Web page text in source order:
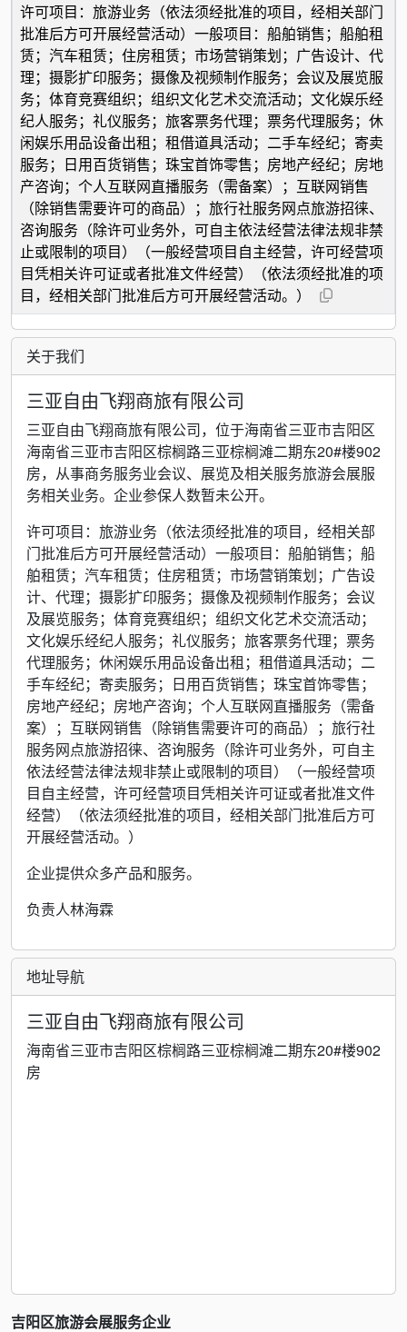
许可项目：旅游业务（依法须经批准的项目，经相关部门
批准后方可开展经营活动）一般项目：船舶销售；船舶租
赁；汽车租赁；住房租赁；市场营销策划；广告设计、代
理；摄影扩印服务；摄像及视频制作服务；会议及展览服
务；体育竞赛组织；组织文化艺术交流活动；文化娱乐经
纪人服务；礼仪服务；旅客票务代理；票务代理服务；休
闲娱乐用品设备出租；租借道具活动；二手车经纪；寄卖
服务；日用百货销售；珠宝首饰零售；房地产经纪；房地
产咨询；个人互联网直播服务（需备案）；互联网销售
（除销售需要许可的商品）；旅行社服务网点旅游招徕、
咨询服务（除许可业务外，可自主依法经营法律法规非禁
止或限制的项目）（一般经营项目自主经营，许可经营项
目凭相关许可证或者批准文件经营）（依法须经批准的项
目，经相关部门批准后方可开展经营活动。）
关于我们
三亚自由飞翔商旅有限公司
三亚自由飞翔商旅有限公司，位于海南省三亚市吉阳区
海南省三亚市吉阳区棕榈路三亚棕榈滩二期东20#楼902
房，从事商务服务业会议、展览及相关服务旅游会展服
务相关业务。企业参保人数暂未公开。
许可项目：旅游业务（依法须经批准的项目，经相关部
门批准后方可开展经营活动）一般项目：船舶销售；船
舶租赁；汽车租赁；住房租赁；市场营销策划；广告设
计、代理；摄影扩印服务；摄像及视频制作服务；会议
及展览服务；体育竞赛组织；组织文化艺术交流活动；
文化娱乐经纪人服务；礼仪服务；旅客票务代理；票务
代理服务；休闲娱乐用品设备出租；租借道具活动；二
手车经纪；寄卖服务；日用百货销售；珠宝首饰零售；
房地产经纪；房地产咨询；个人互联网直播服务（需备
案）；互联网销售（除销售需要许可的商品）；旅行社
服务网点旅游招徕、咨询服务（除许可业务外，可自主
依法经营法律法规非禁止或限制的项目）（一般经营项
目自主经营，许可经营项目凭相关许可证或者批准文件
经营）（依法须经批准的项目，经相关部门批准后方可
开展经营活动。）
企业提供众多产品和服务。
负责人林海霖
地址导航
三亚自由飞翔商旅有限公司
海南省三亚市吉阳区棕榈路三亚棕榈滩二期东20#楼902
房
吉阳区旅游会展服务企业